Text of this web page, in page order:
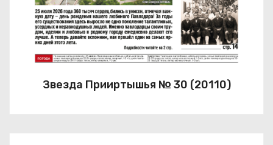
Звезда Прииртышья № 30 (20110)